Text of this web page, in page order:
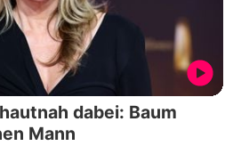
dabei: Baum
Mann